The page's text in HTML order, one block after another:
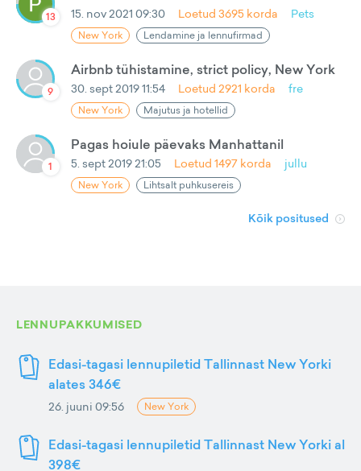
13 15. nov 2021 09:30 Loetud 3695 korda Pets
New York Lendamine ja lennufirmad
9
Airbnb tühistamine, strict policy, New York
30. sept 2019 11:54 Loetud 2921 korda fre
New York Majutus ja hotellid
1
Pagas hoiule päevaks Manhattanil
5. sept 2019 21:05 Loetud 1497 korda jullu
New York Lihtsalt puhkusereis
Kõik positused
LENNUPAKKUMISED
Edasi-tagasi lennupiletid Tallinnast New Yorki
alates 346€
26. juuni 09:56 New York
Edasi-tagasi lennupiletid Tallinnast New Yorki al
398€